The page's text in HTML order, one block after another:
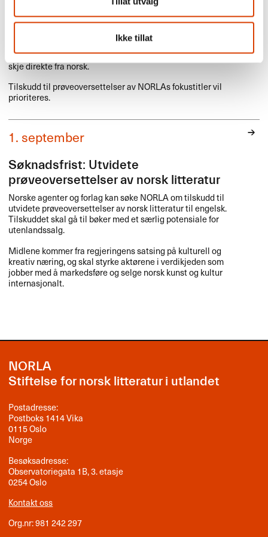
Ikke tillat
Det kan søkes om tilskudd til både skjønnlitteratur og
sakprosa for barn/unge og voksne.
Bøkene det søkes om må være utkommet og oppfylle
NORLAs kriterier for oversettelsestilskudd. Oversettelsen må
skje direkte fra norsk.
Tilskudd til prøveoversettelser av NORLAs fokustitler vil
prioriteres.
1. september
Søknadsfrist: Utvidete
prøveoversettelser av norsk litteratur
Norske agenter og forlag kan søkeNORLAom tilskudd til
utvidete prøveoversettelser av norsk litteratur til engelsk.
Tilskuddet skal gå til bøker med et særlig potensiale for
utenlandssalg.
Midlene kommer fra regjeringens satsing på kulturell og
kreativ næring, og skal styrke aktørene i verdikjeden som
jobber med å markedsføre og selge norsk kunst og kultur
internasjonalt.
NORLA
Stiftelse for norsk litteratur i utlandet
Postadresse:
Postboks 1414 Vika
0115 Oslo
Norge
Besøksadresse:
Observatoriegata 1B, 3. etasje
0254 Oslo
Kontakt oss
Org.nr: 981 242 297